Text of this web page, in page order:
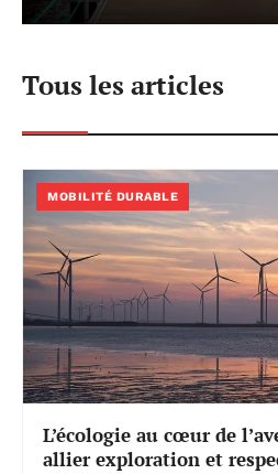
Tous les articles
MOBILITÉ DURABLE
L’écologie au cœur de
allier exploration et